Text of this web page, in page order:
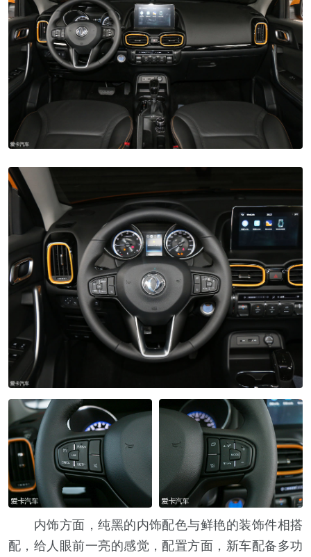
内饰方面，纯黑的内饰配色与鲜艳的装饰件相搭
配，给人眼前一亮的感觉，配置方面，新车配备多功